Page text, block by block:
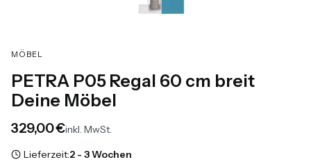
MÖBEL
PETRA P05 Regal 60 cm breit
Deine Möbel
Preis
329,00 €inkl. MwSt.
Lieferzeit:2 - 3 Wochen